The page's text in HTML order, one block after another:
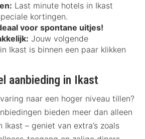
Last minute hotels in Ikast
kortingen.
voor spontane uitjes!
Jouw volgende
Ikast is binnen een paar klikken
aanbieding in Ikast
naar een hoger niveau tillen?
bieden meer dan alleen
– geniet van extra’s zoals